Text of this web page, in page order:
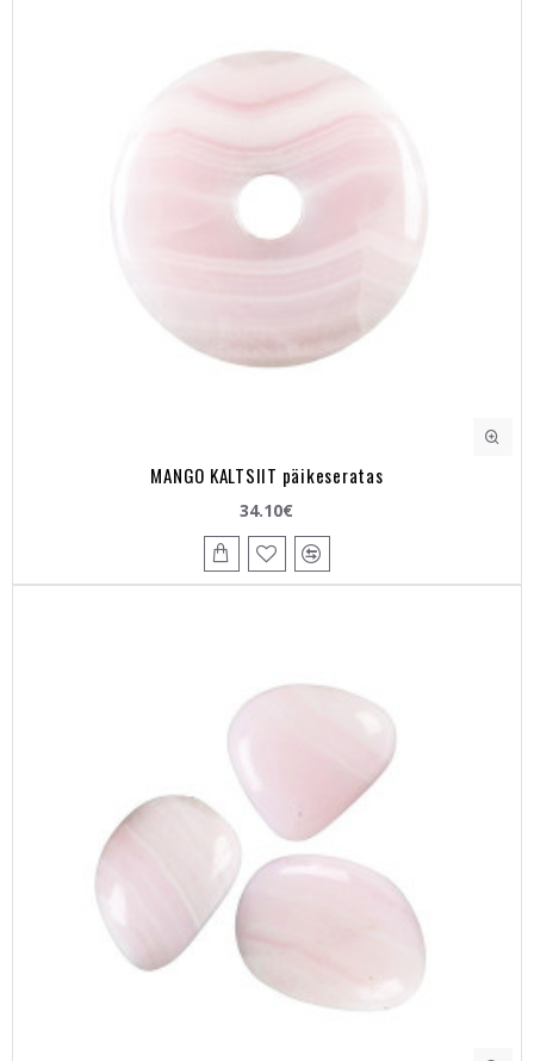
MANGO KALTSIIT päikeseratas
34.10€